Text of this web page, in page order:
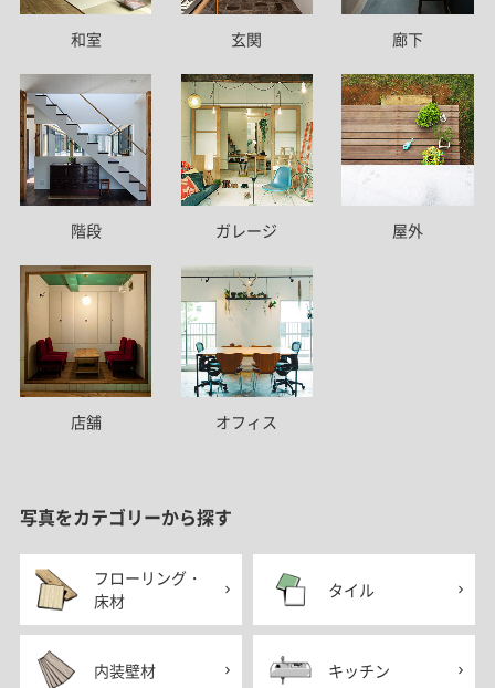
和室 玄関 廊下
階段 ガレージ 屋外
店舗 オフィス
写真をカテゴリーから探す
フローリング・
床材
タイル
内装壁材 キッチン